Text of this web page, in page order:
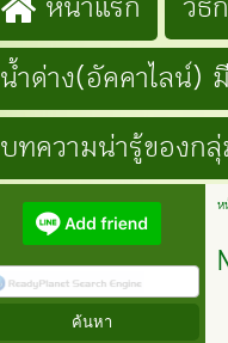
น้ำด่าง(อัคคาไลน์)
บทความน่ารู้ของก
ห